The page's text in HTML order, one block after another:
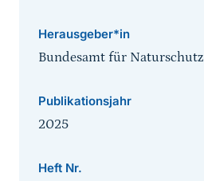
Herausgeber*in
Bundesamt für Naturschutz
Publikationsjahr
2025
Heft Nr.